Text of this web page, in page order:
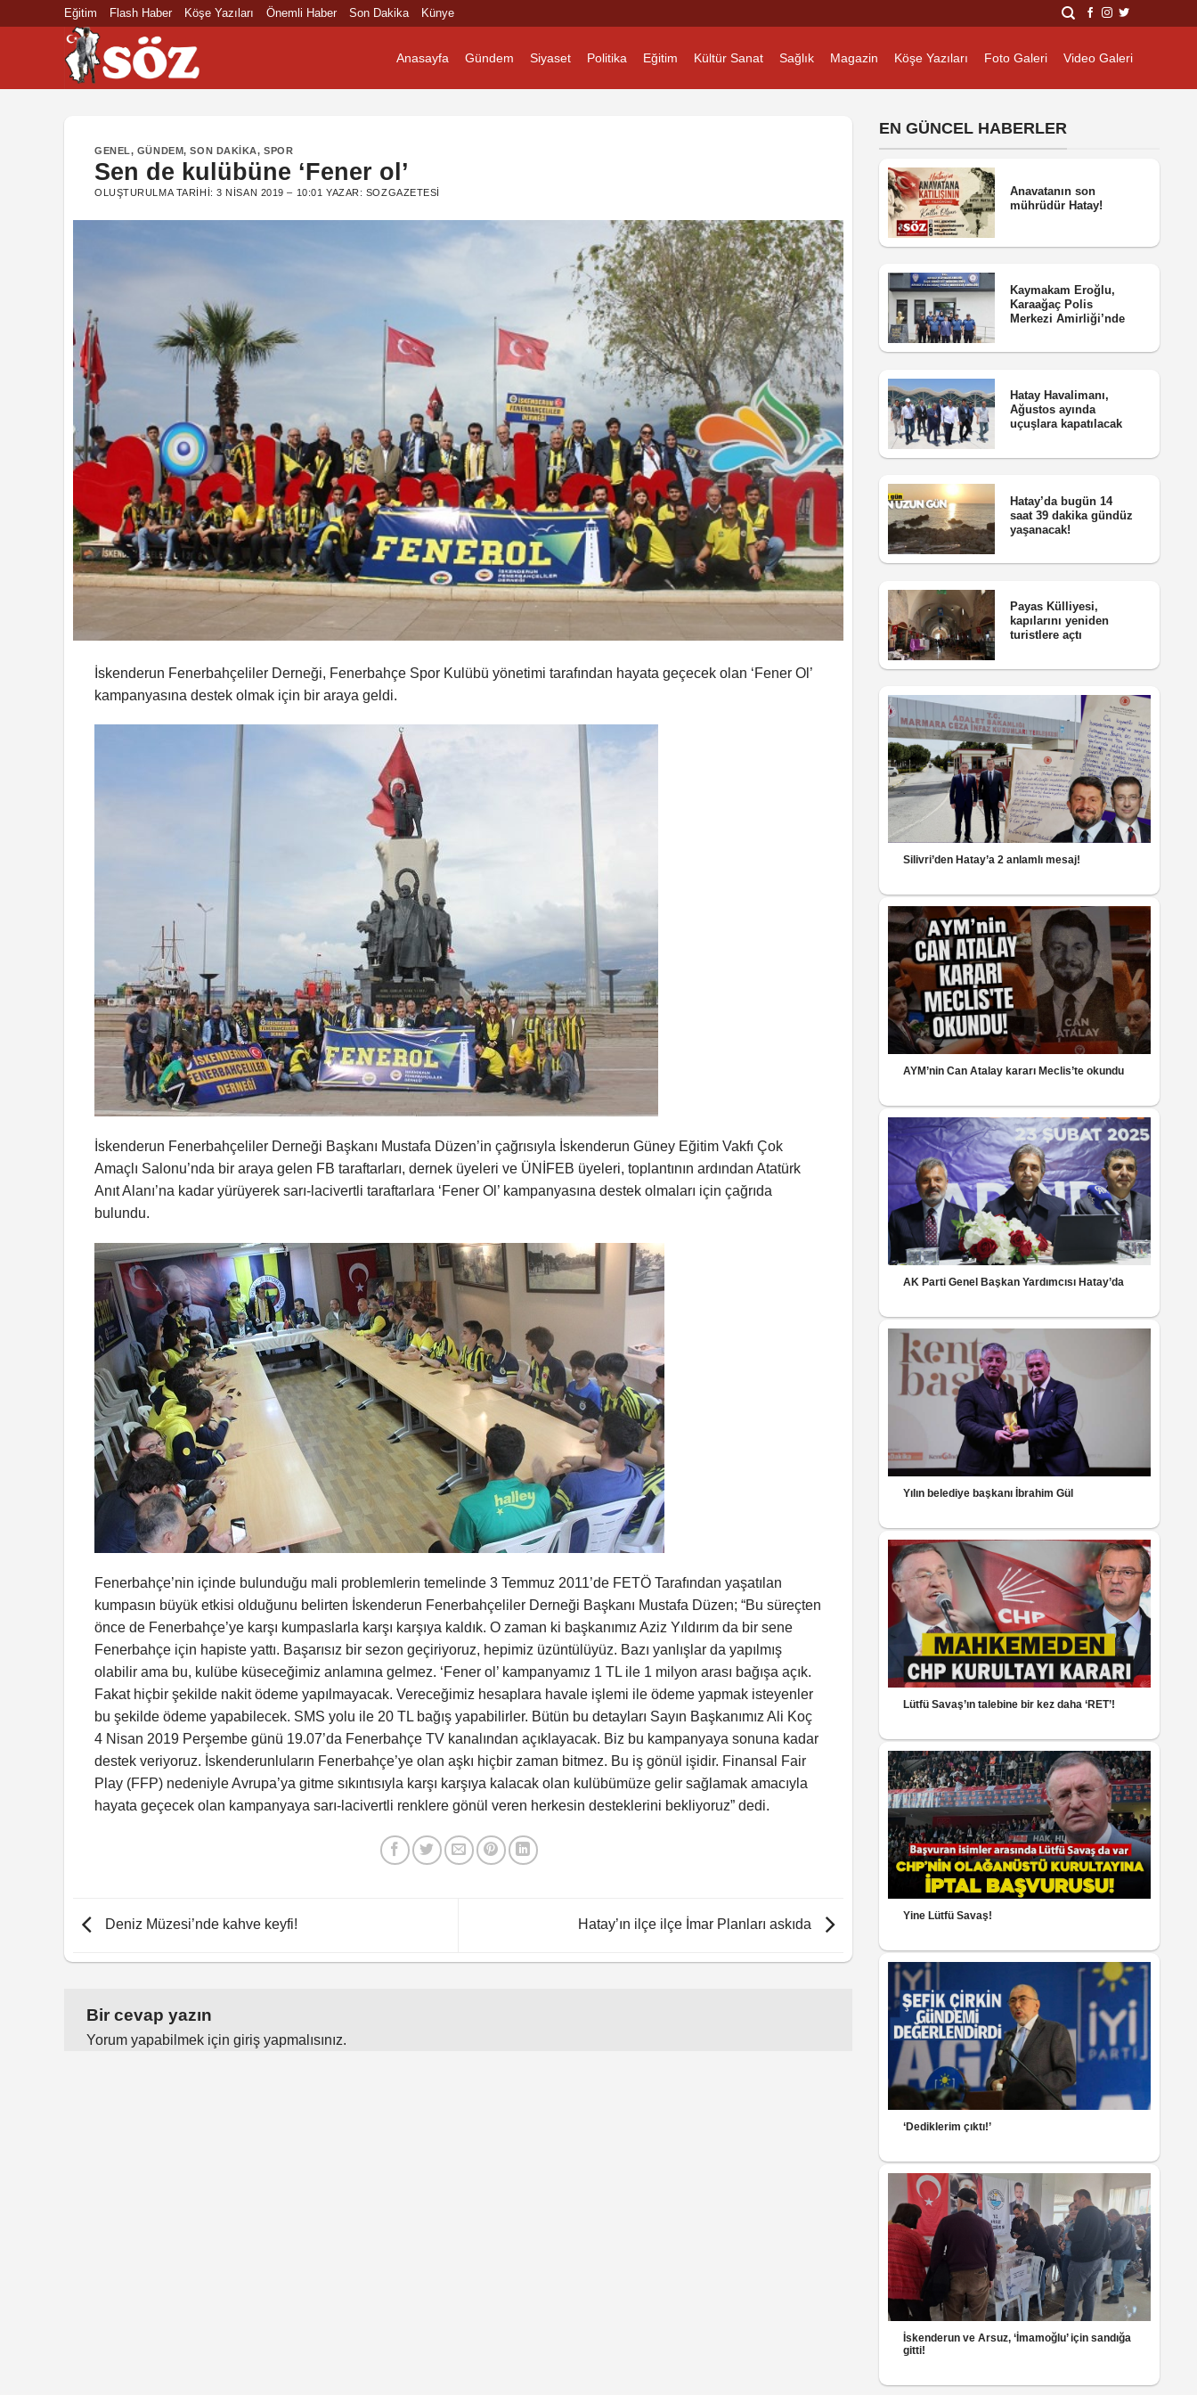
Eğitim Flash Haber Köşe Yazıları Önemli Haber Son Dakika Künye
Anasayfa Gündem Siyaset Politika Eğitim Kültür Sanat Sağlık Magazin Köşe Yazıları Foto Galeri Video Galeri
GENEL, GÜNDEM,SON DAKIKA,SPOR
Sen de kulübüne ‘Fener ol’
OLUŞTURULMA TARIHI:3 NISAN 2019 – 10:01 YAZAR: SOZGAZETESI
İskenderun Fenerbahçeliler Derneği, Fenerbahçe Spor Kulübü yönetimi tarafından hayata geçecek olan ‘Fener Ol’
kampanyasına destek olmak için bir araya geldi.
İskenderun Fenerbahçeliler Derneği Başkanı Mustafa Düzen’in çağrısıyla İskenderun Güney Eğitim Vakfı Çok
Amaçlı Salonu’nda bir araya gelen FB taraftarları, dernek üyeleri ve ÜNİFEB üyeleri, toplantının ardından Atatürk
Anıt Alanı’na kadar yürüyerek sarı-lacivertli taraftarlara ‘Fener Ol’ kampanyasına destek olmaları için çağrıda
bulundu.
Fenerbahçe’nin içinde bulunduğu mali problemlerin temelinde 3 Temmuz 2011’de FETÖ Tarafından yaşatılan
kumpasın büyük etkisi olduğunu belirten İskenderun Fenerbahçeliler Derneği Başkanı Mustafa Düzen; “Bu süreçten
önce de Fenerbahçe’ye karşı kumpaslarla karşı karşıya kaldık. O zaman ki başkanımız Aziz Yıldırım da bir sene
Fenerbahçe için hapiste yattı. Başarısız bir sezon geçiriyoruz, hepimiz üzüntülüyüz. Bazı yanlışlar da yapılmış
olabilir ama bu, kulübe küseceğimiz anlamına gelmez. ‘Fener ol’ kampanyamız 1 TL ile 1 milyon arası bağışa açık.
Fakat hiçbir şekilde nakit ödeme yapılmayacak. Vereceğimiz hesaplara havale işlemi ile ödeme yapmak isteyenler
bu şekilde ödeme yapabilecek. SMS yolu ile 20 TL bağış yapabilirler. Bütün bu detayları Sayın Başkanımız Ali Koç
4 Nisan 2019 Perşembe günü 19.07’da Fenerbahçe TV kanalından açıklayacak. Biz bu kampanyaya sonuna kadar
destek veriyoruz. İskenderunluların Fenerbahçe’ye olan aşkı hiçbir zaman bitmez. Bu iş gönül işidir. Finansal Fair
Play (FFP) nedeniyle Avrupa’ya gitme sıkıntısıyla karşı karşıya kalacak olan kulübümüze gelir sağlamak amacıyla
hayata geçecek olan kampanyaya sarı-lacivertli renklere gönül veren herkesin desteklerini bekliyoruz” dedi.
Deniz Müzesi’nde kahve keyfi! Hatay’ın ilçe ilçe İmar Planları askıda
Bir cevap yazın
Yorum yapabilmek için giriş yapmalısınız.
EN GÜNCEL HABERLER
Anavatanın son
mührüdür Hatay!
Kaymakam Eroğlu,
Karaağaç Polis
Merkezi Amirliği’nde
Hatay Havalimanı,
Ağustos ayında
uçuşlara kapatılacak
Hatay’da bugün 14
saat 39 dakika gündüz
yaşanacak!
Payas Külliyesi,
kapılarını yeniden
turistlere açtı
Silivri’den Hatay’a 2 anlamlı mesaj!
AYM’nin Can Atalay kararı Meclis’te okundu
AK Parti Genel Başkan Yardımcısı Hatay’da
Yılın belediye başkanı İbrahim Gül
Lütfü Savaş’ın talebine bir kez daha ‘RET’!
Yine Lütfü Savaş!
‘Dediklerim çıktı!’
İskenderun ve Arsuz, ‘İmamoğlu’ için sandığa
gitti!